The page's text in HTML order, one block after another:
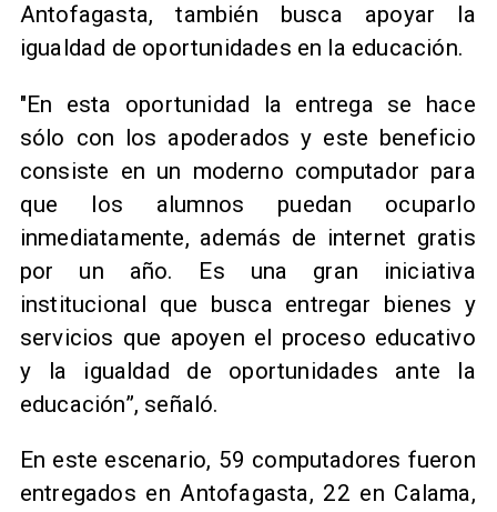
Antofagasta, también busca apoyar la
igualdad de oportunidades en la educación.
"En esta oportunidad la entrega se hace
sólo con los apoderados y este beneficio
consiste en un moderno computador para
que los alumnos puedan ocuparlo
inmediatamente, además de internet gratis
por un año. Es una gran iniciativa
institucional que busca entregar bienes y
servicios que apoyen el proceso educativo
y la igualdad de oportunidades ante la
educación”, señaló.
En este escenario, 59 computadores fueron
entregados en Antofagasta, 22 en Calama,